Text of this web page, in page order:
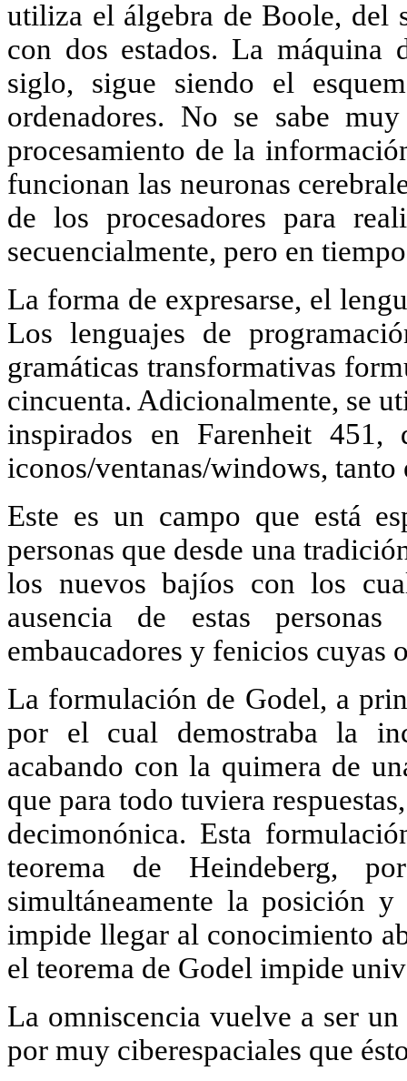
utiliza el álgebra de Boole, del
con dos estados. La máquina
siglo, sigue siendo el
ordenadores. No se sabe
procesamiento de la
funcionan las neuronas
de los procesadores para
secuencialmente, pero en
La forma de expresarse, el
Los lenguajes de
gramáticas transformativas
cincuenta. Adicionalmente, se
inspirados en Farenheit
iconos/ventanas/windows,
Este es un campo que está
personas que desde una
los nuevos bajíos con los
ausencia de estas
embaucadores y fenicios cuyas
La formulación de Godel, a
por el cual demostraba la
acabando con la quimera de
que para todo tuviera
decimonónica. Esta
teorema de Heindeberg,
simultáneamente la posición
impide llegar al conocimiento
el teorema de Godel impide
La omniscencia vuelve a ser
por muy ciberespaciales que